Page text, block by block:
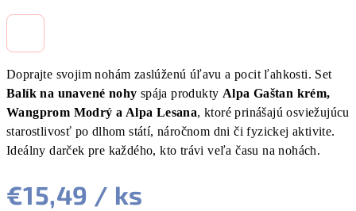
Doprajte svojim nohám zaslúženú úľavu a pocit ľahkosti. Set
Balík na unavené nohy spája produkty Alpa Gaštan krém,
Wangprom Modrý a Alpa Lesana, ktoré prinášajú osviežujúcu
starostlivosť po dlhom státí, náročnom dni či fyzickej aktivite.
Ideálny darček pre každého, kto trávi veľa času na nohách.
€15,49 / ks